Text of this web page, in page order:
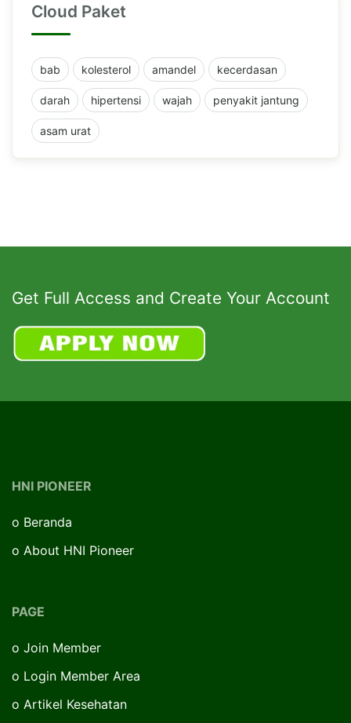
Cloud Paket
bab kolesterol amandel kecerdasan
darah hipertensi wajah penyakit jantung
asam urat
Get Full Access and Create Your Account
HNI PIONEER
o Beranda
o About HNI Pioneer
PAGE
o Join Member
o Login Member Area
o Artikel Kesehatan